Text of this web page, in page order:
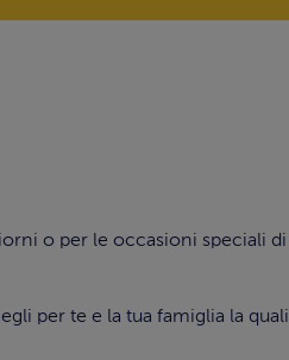
o per le occasioni speciali
per te e la tua famiglia la